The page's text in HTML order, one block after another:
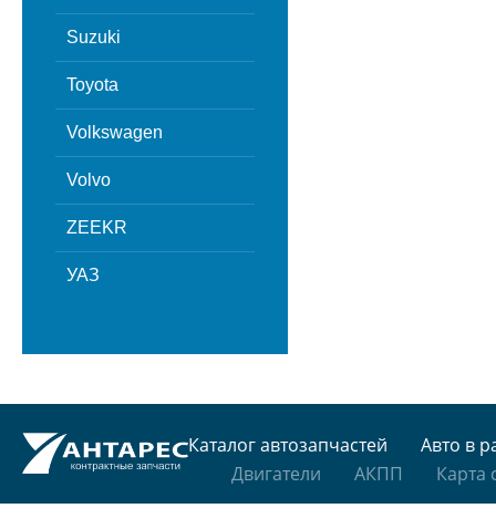
Suzuki
Toyota
Volkswagen
Volvo
ZEEKR
УАЗ
Каталог автозапчастей
Авто в
Двигатели
АКПП Карта